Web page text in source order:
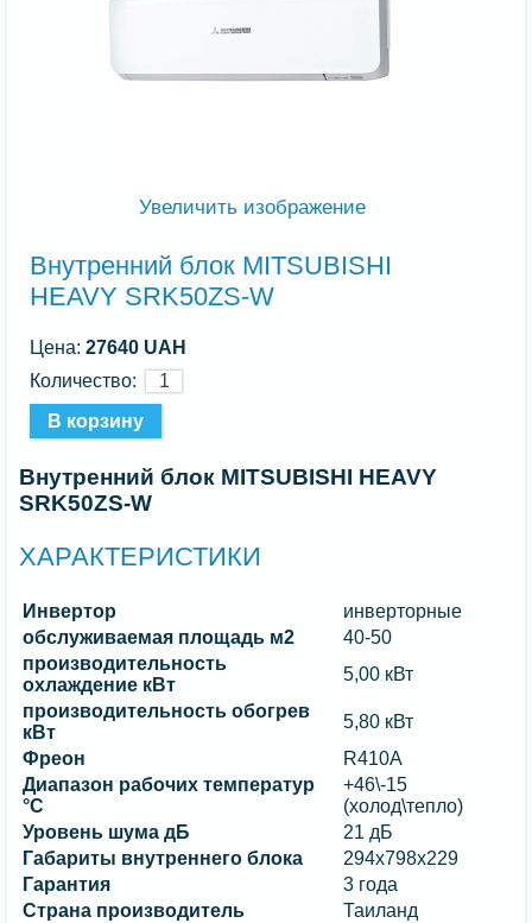
Увеличить изображение
Внутренний блок MITSUBISHI
HEAVY SRK50ZS-W
Цена:27640 UAH
Количество:
Внутренний блок MITSUBISHI HEAVY
SRK50ZS-W
ХАРАКТЕРИСТИКИ
Инвертор
инверторные
обслуживаемая площадь м2
40-50
производительность
охлаждение кВт
5,00 кВт
производительность обогрев
кВт
5,80 кВт
Фреон
R410A
Диапазон рабочих температур
°C
+46\-15
(холод\тепло)
Уровень шума дБ
21 дБ
Габариты внутреннего блока
294x798x229
Гарантия
3 года
Страна производитель
Таиланд